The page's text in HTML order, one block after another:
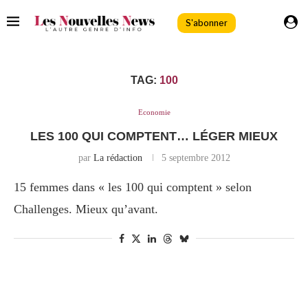
S'abonner
TAG: 100
Economie
LES 100 QUI COMPTENT… LÉGER MIEUX
par La rédaction 5 septembre 2012
15 femmes dans « les 100 qui comptent » selon
Challenges. Mieux qu’avant.